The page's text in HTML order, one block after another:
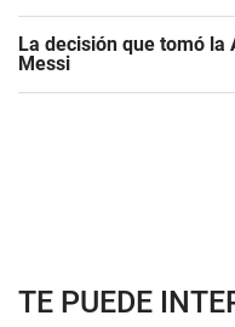
La decisión que tomó la
Messi
TE PUEDE